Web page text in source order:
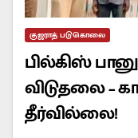
குஜராத் படுகொலை
பில்கிஸ்
விடுதலை –
தீர்வில்லை!